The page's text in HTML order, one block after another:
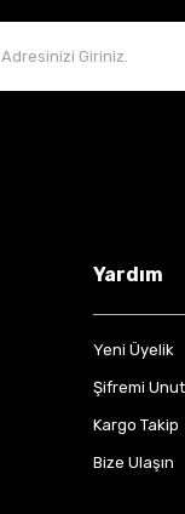
Yardım
Yeni Üyelik
Şifremi
Kargo Takip
Bize Ulaşın